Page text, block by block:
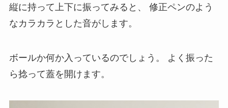
縦に持って上下に振ってみると、
修正ペンのよう
なカラカラとした音がします。
ボールか何か入っているのでしょう。
よく振った
ら捻って蓋を開けます。